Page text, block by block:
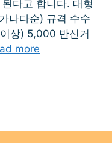
다고 합니다. 대형
나다순) 규격 수수
상) 5,000 반신거
more